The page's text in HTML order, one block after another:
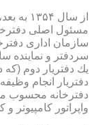
از سال
مسئول اصلی
سازمان اداری
سردفتر و نماینده
یك دفتریار دوم (كه
دفتریار انجام
دفترخانه محسوب
واپراتور كامپیوتر